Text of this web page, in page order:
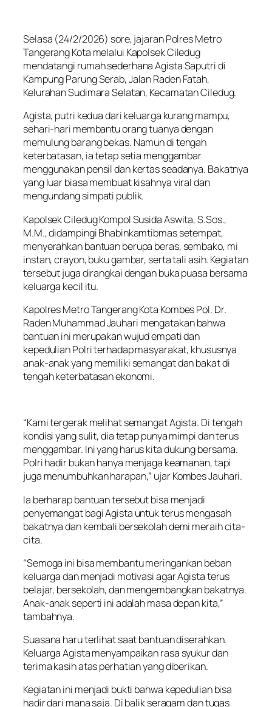
Selasa (24/2/2026) sore, jajaran Polres Metro
Tangerang Kota melalui Kapolsek Ciledug
mendatangi rumah sederhana Agista Saputri di
Kampung Parung Serab, Jalan Raden Fatah,
Kelurahan Sudimara Selatan, Kecamatan Ciledug.
Agista, putri kedua dari keluarga kurang mampu,
sehari-hari membantu orang tuanya dengan
memulung barang bekas. Namun di tengah
keterbatasan, ia tetap setia menggambar
menggunakan pensil dan kertas seadanya. Bakatnya
yang luar biasa membuat kisahnya viral dan
mengundang simpati publik.
Kapolsek Ciledug Kompol Susida Aswita, S.Sos.,
M.M., didampingi Bhabinkamtibmas setempat,
menyerahkan bantuan berupa beras, sembako, mi
instan, crayon, buku gambar, serta tali asih. Kegiatan
tersebut juga dirangkai dengan buka puasa bersama
keluarga kecil itu.
Kapolres Metro Tangerang Kota Kombes Pol. Dr.
Raden Muhammad Jauhari mengatakan bahwa
bantuan ini merupakan wujud empati dan
kepedulian Polri terhadap masyarakat, khususnya
anak-anak yang memiliki semangat dan bakat di
tengah keterbatasan ekonomi.
“Kami tergerak melihat semangat Agista. Di tengah
kondisi yang sulit, dia tetap punya mimpi dan terus
menggambar. Ini yang harus kita dukung bersama.
Polri hadir bukan hanya menjaga keamanan, tapi
juga menumbuhkan harapan,” ujar Kombes Jauhari.
Ia berharap bantuan tersebut bisa menjadi
penyemangat bagi Agista untuk terus mengasah
bakatnya dan kembali bersekolah demi meraih cita-
cita.
“Semoga ini bisa membantu meringankan beban
keluarga dan menjadi motivasi agar Agista terus
belajar, bersekolah, dan mengembangkan bakatnya.
Anak-anak seperti ini adalah masa depan kita,”
tambahnya.
Suasana haru terlihat saat bantuan diserahkan.
Keluarga Agista menyampaikan rasa syukur dan
terima kasih atas perhatian yang diberikan.
Kegiatan ini menjadi bukti bahwa kepedulian bisa
hadir dari mana saja. Di balik seragam dan tugas